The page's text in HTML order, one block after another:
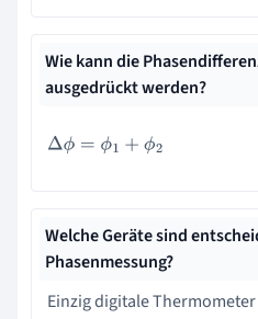
Wie kann die
ausgedrückt werden?
Δ ϕ= ϕ1+ϕ2
Welche Geräte sind
Phasenmessung?
Einzig digitale Thermometer